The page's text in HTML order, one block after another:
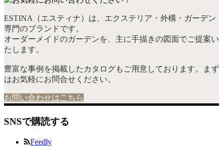
ESTINA（エスティナ）は、エクステリア・外構・ガーデン
専門のブランドです。
オーダーメイドのガーデンを、主に手描きの図面でご提案い
たします。
豊富な事例を掲載したカタログもご用意しております。まず
はお気軽にお問合せください。
お問い合わせはこちら
SNSで購読する
Feedly